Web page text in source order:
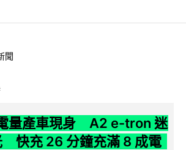
聞
量產車現身 A2 e-tron 迷
快充 26 分鐘充滿 8 成電